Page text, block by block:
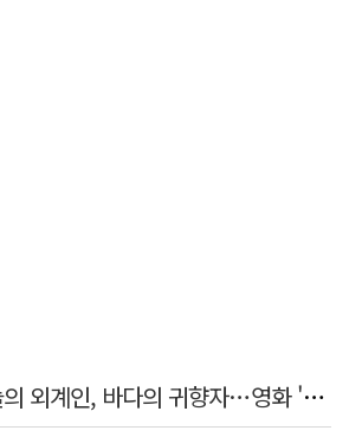
[금주의 이슈] 하늘의 외계인, 바다의 귀향자…영화 '호프'와 '오디세이'